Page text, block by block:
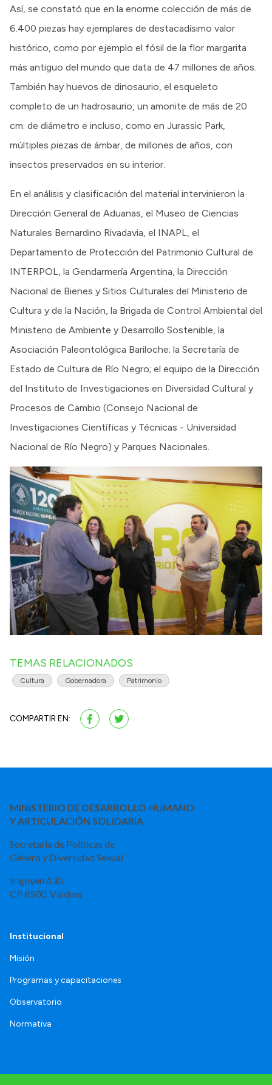
Así, se constató que en la enorme colección de más de
6.400 piezas hay ejemplares de destacadísimo valor
histórico, como por ejemplo el fósil de la flor margarita
más antiguo del mundo que data de 47 millones de años.
También hay huevos de dinosaurio, el esqueleto
completo de un hadrosaurio, un amonite de más de 20
cm. de diámetro e incluso, como en Jurassic Park,
múltiples piezas de ámbar, de millones de años, con
insectos preservados en su interior.
En el análisis y clasificación del material intervinieron la
Dirección General de Aduanas, el Museo de Ciencias
Naturales Bernardino Rivadavia, el INAPL, el
Departamento de Protección del Patrimonio Cultural de
INTERPOL, la Gendarmería Argentina, la Dirección
Nacional de Bienes y Sitios Culturales del Ministerio de
Cultura y de la Nación, la Brigada de Control Ambiental del
Ministerio de Ambiente y Desarrollo Sostenible, la
Asociación Paleontológica Bariloche; la Secretaría de
Estado de Cultura de Río Negro; el equipo de la Dirección
del Instituto de Investigaciones en Diversidad Cultural y
Procesos de Cambio (Consejo Nacional de
Investigaciones Científicas y Técnicas - Universidad
Nacional de Río Negro) y Parques Nacionales.
TEMAS RELACIONADOS
Cultura Gobernadora Patrimonio
COMPARTIR EN:
MINISTERIO DE DESARROLLO HUMANO
Y ARTICULACIÓN SOLIDARIA
Secretaría de Políticas de
Género y Diversidad Sexual
Irigoyen 430.
CP 8500. Viedma
Institucional
Misión
Programas y capacitaciones
Observatorio
Normativa